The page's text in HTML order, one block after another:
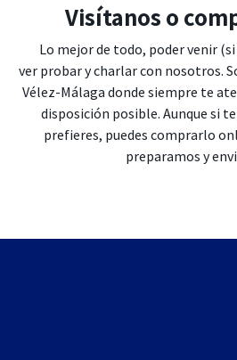
Visítanos o
Lo mejor de todo, poder venir
ver probar y charlar con nosotros.
Vélez-Málaga donde siempre te
disposición posible. Aunque si
prefieres, puedes comprarlo
preparamos y